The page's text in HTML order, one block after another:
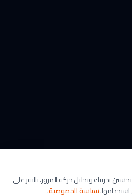
تجربتك وتحليل حركة المرور. بالنقر على
سياسة الخصوصية.